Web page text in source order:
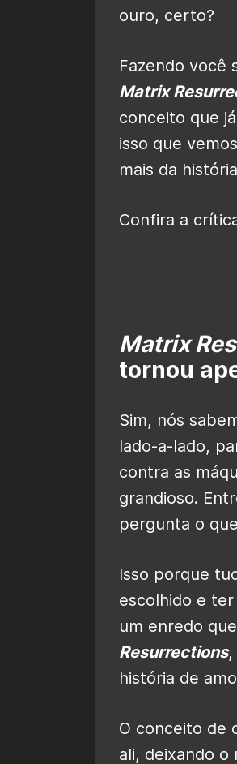
ouro, certo?
Fazendo você
Matrix
conceito que
isso que
mais da
Confira a
Matrix
tornou
Sim, nós
lado-a-lado,
contra as
grandioso.
pergunta o
Isso porque
escolhido e
um enredo
Resurrections,
história de
O conceito de
ali, deixando o